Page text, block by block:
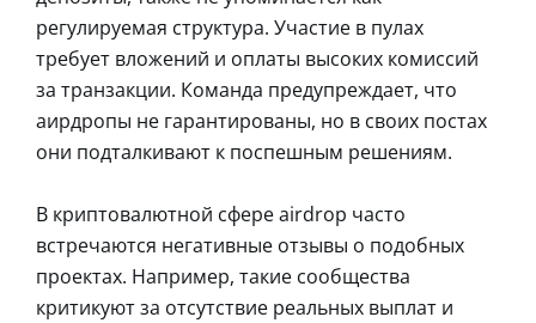
регулируемая структура. Участие в пулах
требует вложений и оплаты высоких комиссий
за транзакции. Команда предупреждает, что
аирдропы не гарантированы, но в своих постах
они подталкивают к поспешным решениям.
В криптовалютной сфере airdrop часто
встречаются негативные отзывы о подобных
проектах. Например, такие сообщества
критикуют за отсутствие реальных выплат и